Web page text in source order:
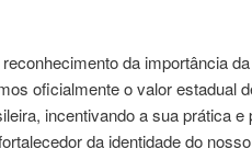
da importância
oficialmente o valor estadual
incentivando a sua prática e
da identidade do nosso